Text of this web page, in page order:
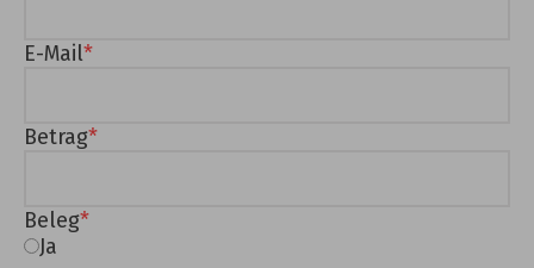
E-Mail
Betrag
Beleg
Ja